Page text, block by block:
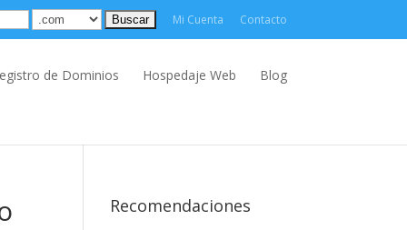
Mi Cuenta Contacto
de Dominios Hospedaje Web Blog
Recomendaciones